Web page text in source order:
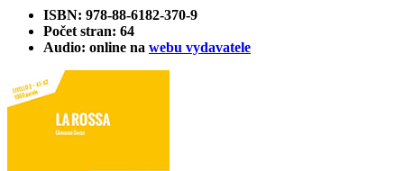
ISBN: 978-88-6182-370-9
Počet stran: 64
Audio: online na webu vydavatele